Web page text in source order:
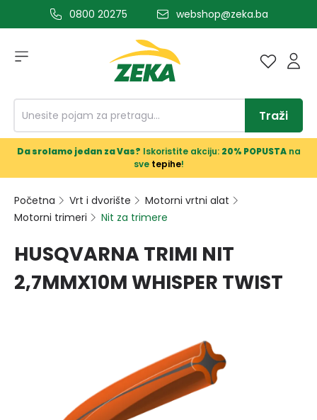
glavni sadržaj0800 20275 webshop@zeka.ba
Traži
Da srolamo jedan za Vas? Iskoristite akciju: 20% POPUSTAna
sve tepihe!
Početna Vrt i dvorište
Motorni vrtni alat
Motorni trimeri
Nit za trimere
HUSQVARNA TRIMI NIT
2,7MMX10M WHISPER TWIST